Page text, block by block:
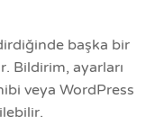
başka bir
Bildirim, ayarları
veya WordPress